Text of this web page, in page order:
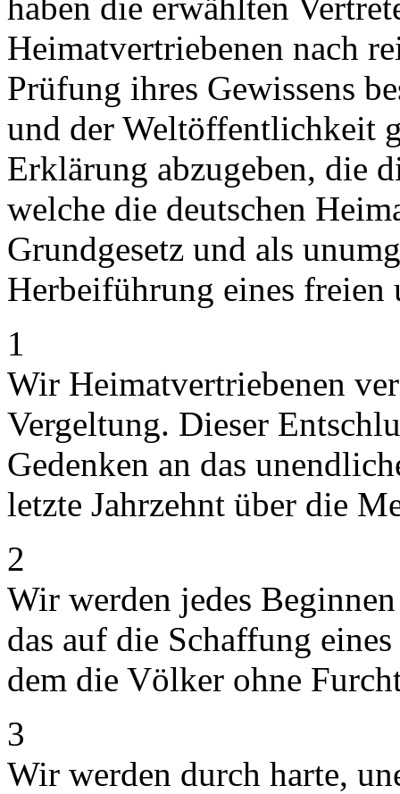
Heimatvertriebenen nach
Prüfung ihres Gewissens
und der Weltöffentlichkeit
Erklärung abzugeben, die
welche die deutschen
Grundgesetz und als
Herbeiführung eines freien
1
Wir Heimatvertriebenen
Vergeltung. Dieser
Gedenken an das
letzte Jahrzehnt über die
2
Wir werden jedes
das auf die Schaffung
dem die Völker ohne
3
Wir werden durch harte,